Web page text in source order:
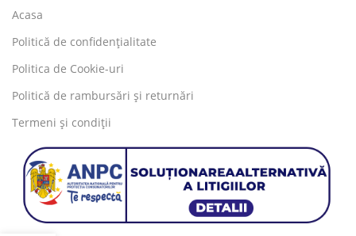
Acasa
Politică de confidențialitate
Politica de Cookie-uri
Politică de rambursări și returnări
Termeni și condiții